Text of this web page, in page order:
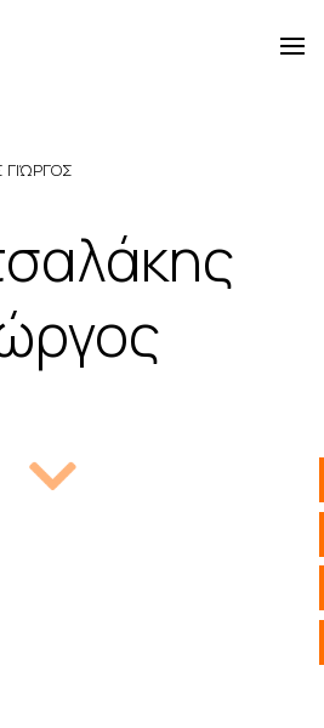
